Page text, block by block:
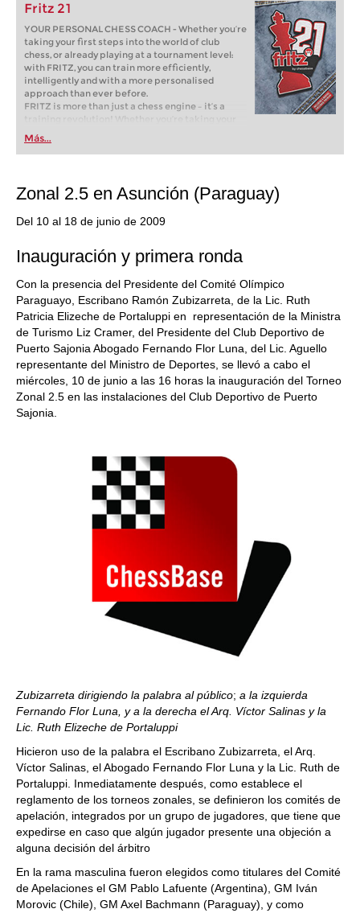
Fritz 21
YOUR PERSONAL CHESS COACH - Whether you’re
taking your first steps into the world of club
chess, or already playing at a tournament level:
with FRITZ, you can train more efficiently,
intelligently and with a more personalised
approach than ever before.
FRITZ is more than just a chess engine – it’s a
training revolution! Whether you’re taking your
first steps into the world of club chess, or already
playing at a tournament level: with FRITZ, you can
train more efficiently, intelligently and with a
Más...
Zonal 2.5 en Asunción (Paraguay)
Del 10 al 18 de junio de 2009
Inauguración y primera ronda
Con la presencia del Presidente del Comité Olímpico
Paraguayo, Escribano Ramón Zubizarreta, de la Lic. Ruth
Patricia Elizeche de Portaluppi en representación de la Ministra
de Turismo Liz Cramer, del Presidente del Club Deportivo de
Puerto Sajonia Abogado Fernando Flor Luna, del Lic. Aguello
representante del Ministro de Deportes, se llevó a cabo el
miércoles, 10 de junio a las 16 horas la inauguración del Torneo
Zonal 2.5 en las instalaciones del Club Deportivo de Puerto
Sajonia.
Zubizarreta dirigiendo la palabra al público; a la izquierda
Fernando Flor Luna, y a la derecha el Arq. Víctor Salinas y la
Lic. Ruth Elizeche de Portaluppi
Hicieron uso de la palabra el Escribano Zubizarreta, el Arq.
Víctor Salinas, el Abogado Fernando Flor Luna y la Lic. Ruth de
Portaluppi. Inmediatamente después, como establece el
reglamento de los torneos zonales, se definieron los comités de
apelación, integrados por un grupo de jugadores, que tiene que
expedirse en caso que algún jugador presente una objeción a
alguna decisión del árbitro
En la rama masculina fueron elegidos como titulares del Comité
de Apelaciones el GM Pablo Lafuente (Argentina), GM Iván
Morovic (Chile), GM Axel Bachmann (Paraguay), y como